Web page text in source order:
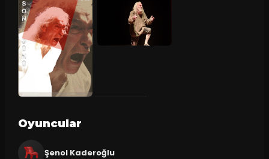
Oyuncular
Şenol Kaderoğlu